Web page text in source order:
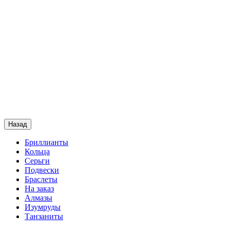
Назад
Бриллианты
Кольца
Серьги
Подвески
Браслеты
На заказ
Алмазы
Изумруды
Танзаниты